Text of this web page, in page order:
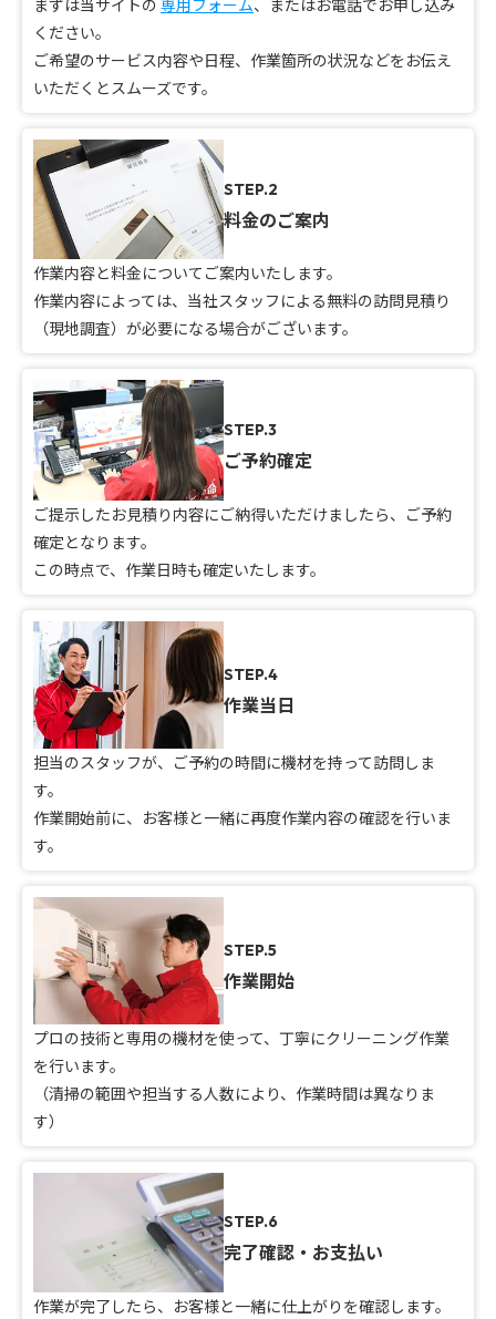
ください。
ご希望のサービス内容や日程、作業箇所の状況などをお伝え
いただくとスムーズです。
STEP.2
料金のご案内
作業内容と料金についてご案内いたします。
作業内容によっては、当社スタッフによる無料の訪問見積り
（現地調査）が必要になる場合がございます。
STEP.3
ご予約確定
ご提示したお見積り内容にご納得いただけましたら、ご予約
確定となります。
この時点で、作業日時も確定いたします。
STEP.4
作業当日
担当のスタッフが、ご予約の時間に機材を持って訪問しま
す。
作業開始前に、お客様と一緒に再度作業内容の確認を行いま
す。
STEP.5
作業開始
プロの技術と専用の機材を使って、丁寧にクリーニング作業
を行います。
（清掃の範囲や担当する人数により、作業時間は異なりま
す）
STEP.6
完了確認・お支払い
作業が完了したら、お客様と一緒に仕上がりを確認します。